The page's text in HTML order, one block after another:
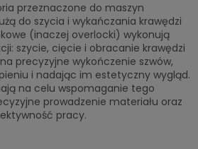
przeznaczone do maszyn
do szycia i wykańczania krawędzi
(inaczej overlocki) wykonują
szycie, cięcie i obracanie krawędzi
precyzyjne wykończenie szwów,
i nadając im estetyczny wygląd.
na celu wspomaganie tego
prowadzenie materiału oraz
pracy.